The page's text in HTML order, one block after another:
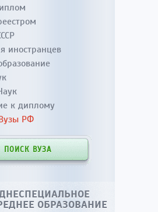
иностранцев
к диплому
РФ
ПОИСК ВУЗА
ОБРАЗОВАНИЕ